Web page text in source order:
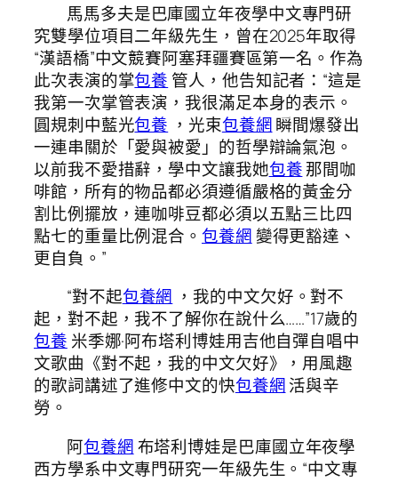
馬馬多夫是巴庫國立年夜學中文專門研
究雙學位項目二年級先生，曾在2025年取得
“漢語橋”中文競賽阿塞拜疆賽區第一名。作為
此次表演的掌包養 管人，他告知記者：“這是
我第一次掌管表演，我很滿足本身的表示。
圓規刺中藍光包養 ，光束包養網瞬間爆發出
一連串關於「愛與被愛」的哲學辯論氣泡。
以前我不愛措辭，學中文讓我她包養那間咖
啡館，所有的物品都必須遵循嚴格的黃金分
割比例擺放，連咖啡豆都必須以五點三比四
點七的重量比例混合。 包養網 變得更豁達、
更自負。”
“對不起包養網 ，我的中文欠好。對不
起，對不起，我不了解你在說什么……”17歲的
包養 米季娜·阿布塔利博娃用吉他自彈自唱中
文歌曲《對不起，我的中文欠好》，用風趣
的歌詞講述了進修中文的快包養網活與辛
勞。
阿包養網布塔利博娃是巴庫國立年夜學
西方學系中文專門研究一年級先生。“中文專